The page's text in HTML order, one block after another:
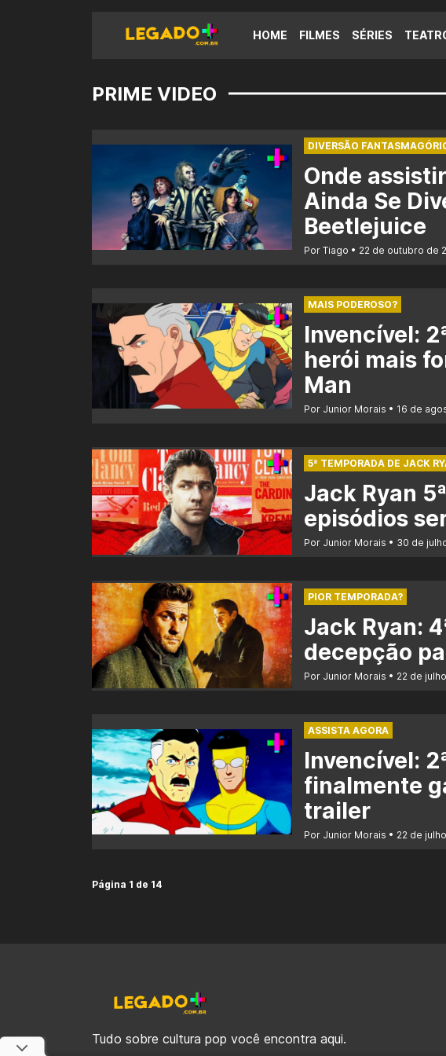
HOME FILMES SÉRIES
PRIME VIDEO
DIVERSÃO
Onde
Ainda Se
Beetlejuice
Por Tiago 22 de outubro de
MAIS PODEROSO?
Invencível:
herói mais
Man
Por Junior Morais 16 de
5ª TEMPORADA DE JACK
Jack Ryan
episódios
Por Junior Morais 30 de
PIOR TEMPORADA?
Jack Ryan:
decepção
Por Junior Morais 22 de
ASSISTA AGORA
Invencível:
finalmente
trailer
Por Junior Morais 22 de
Página 1 de 14
Tudo sobre cultura pop você encontra aqui.